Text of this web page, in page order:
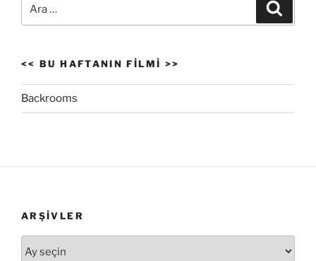
<< BU HAFTANIN FILMI >>
Backrooms
ARŞIVLER